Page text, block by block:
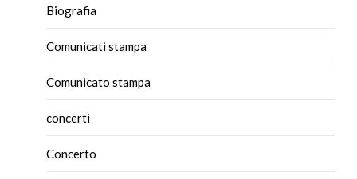
Biografia
Comunicati stampa
Comunicato stampa
concerti
Concerto